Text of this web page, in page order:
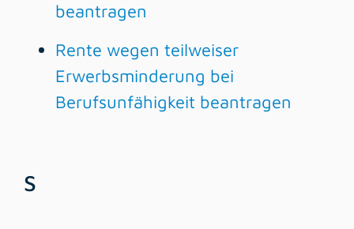
beantragen
Rente wegen teilweiser
Erwerbsminderung bei
Berufsunfähigkeit beantragen
S